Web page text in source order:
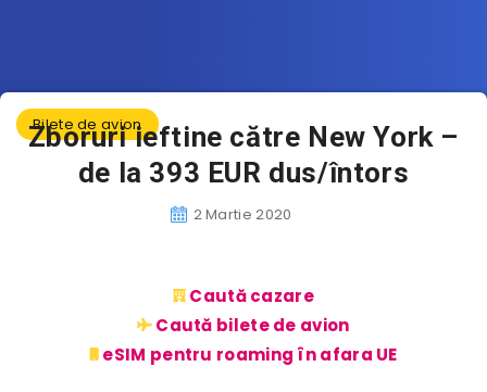
Bilete de avion
Zboruri ieftine către New York –
de la 393 EUR dus/întors
2 Martie 2020
Caută cazare
Caută bilete de avion
eSIM pentru roaming în afara UE